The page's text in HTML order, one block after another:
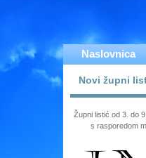
Naslovnica
Novi župni
Župni listić od 3. do
s rasporedom